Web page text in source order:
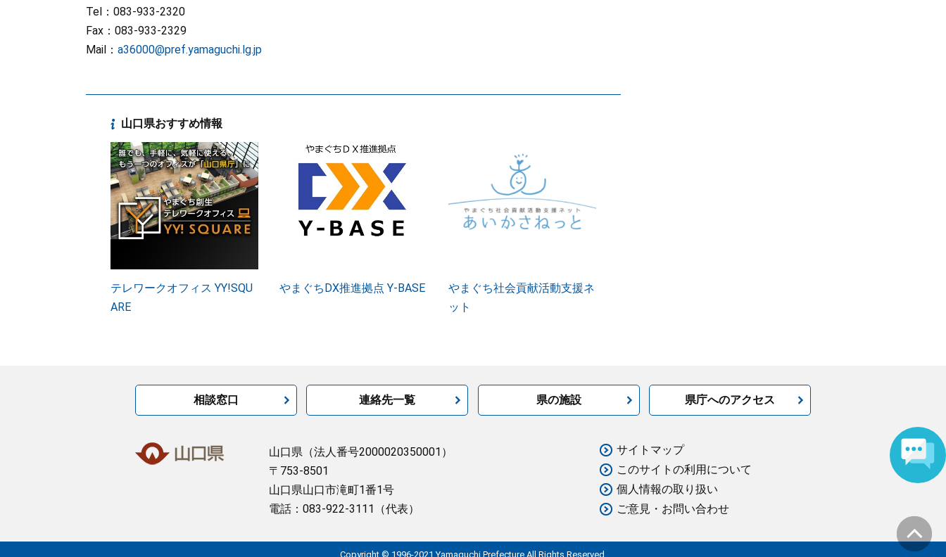
Tel：083-933-2320
Fax：083-933-2329
Mail： a36000@pref.yamaguchi.lg.jp
山口県おすすめ情報
テレワークオフィス YY!SQU
ARE
やまぐちDX推進拠点 Y-BASE
やまぐち社会貢献活動支援ネ
ット
相談窓口 連絡先一覧 県の施設 県庁へのアクセス
山口県 （法人番号2000020350001）
〒753-8501
山口県山口市滝町1番1号
電話：083-922-3111（代表）
サイトマップ
このサイトの利用について
個人情報の取り扱い
ご意見・お問い合わせ
Copyright © 1996-2021 Yamaguchi Prefecture.All Rights Reserved.